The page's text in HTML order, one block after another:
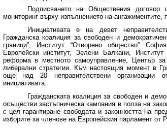
Подписването на Обществения
мониторинг върху изпълнението на ангажиментите,
Инициативата е на девет
Гражданска коалиция за свободен и
граници”, Институт “Отворено общество”
Европейски институт, Зелени Балкани,
реформа в местното самоуправление, Център
либерални стратегии. Към настоящия момент в
още над 20 неправителствени организации
инициативата.
Гражданската коалиция за свободен и
осъществи застъпническа кампания в полза на
с цел гарантиране свободата и законността на
изборите за членове на Европейския парламент от